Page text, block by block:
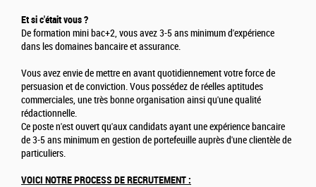
Et si c'était vous ?
De formation mini bac+2, vous avez 3-5 ans minimum d'expérience
dans les domaines bancaire et assurance.
Vous avez envie de mettre en avant quotidiennement votre force de
persuasion et de conviction. Vous possédez de réelles aptitudes
commerciales, une très bonne organisation ainsi qu'une qualité
rédactionnelle.
Ce poste n'est ouvert qu'aux candidats ayant une expérience bancaire
de 3-5 ans minimum en gestion de portefeuille auprès d'une clientèle de
particuliers.
VOICI NOTRE PROCESS DE RECRUTEMENT :